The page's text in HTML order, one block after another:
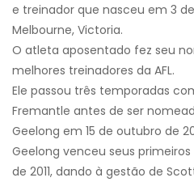
e treinador que nasceu em 3
Melbourne, Victoria.
O atleta aposentado fez seu
melhores treinadores da AFL.
Ele passou três temporadas
Fremantle antes de ser
Geelong em 15 de outubro de
Geelong venceu seus
de 2011, dando à gestão de